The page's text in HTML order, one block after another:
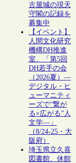
古屋城の現天
守閣の記録を
募集中
【イベント】
人間文化研究
機構DH推進
室、「第5回
DH若手の会
（2026夏）―
デジタル・ヒ
ューマニティ
ーズで“繋が
る×広がる”人
文学―」
（8/24-25・大
阪府）
埼玉県立久喜
図書館、休館